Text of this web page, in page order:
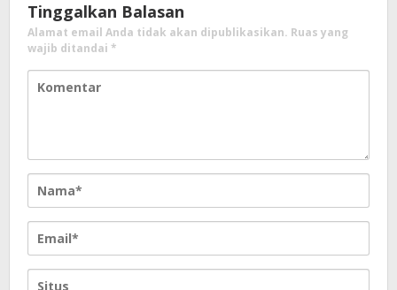
Tinggalkan Balasan
Alamat email Anda tidak akan dipublikasikan. Ruas yang
wajib ditandai *